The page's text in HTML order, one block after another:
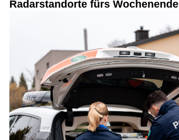
Radarstandorte fürs Wochenende